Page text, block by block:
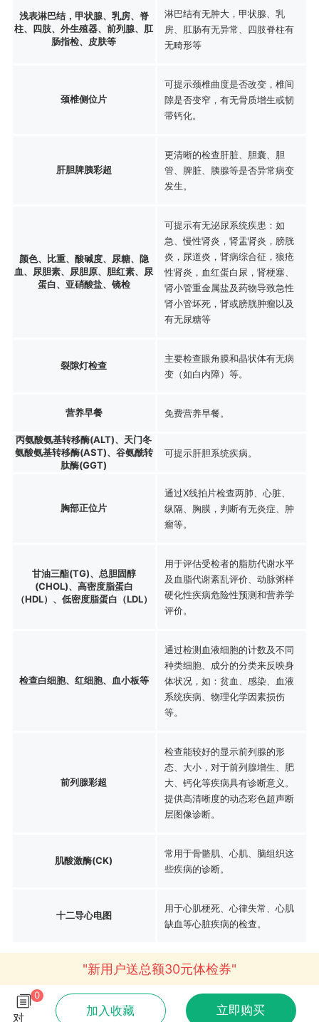
浅表淋巴结，甲状腺、乳房、脊
柱、四肢、外生殖器、前列腺、肛
肠指检、皮肤等
淋巴结有无肿大，甲状腺、乳
房、肛肠有无异常、四肢脊柱有
无畸形等
颈椎侧位片
可提示颈椎曲度是否改变，椎间
隙是否变窄，有无骨质增生或韧
带钙化。
肝胆脾胰彩超
更清晰的检查肝脏、胆囊、胆
管、脾脏、胰腺等是否异常病变
发生。
颜色、比重、酸碱度、尿糖、隐
血、尿胆素、尿胆原、胆红素、尿
蛋白、亚硝酸盐、镜检
可提示有无泌尿系统疾患：如
急、慢性肾炎，肾盂肾炎，膀胱
炎，尿道炎，肾病综合征，狼疮
性肾炎，血红蛋白尿，肾梗塞、
肾小管重金属盐及药物导致急性
肾小管坏死，肾或膀胱肿瘤以及
有无尿糖等
裂隙灯检查
主要检查眼角膜和晶状体有无病
变（如白内障）等。
营养早餐 免费营养早餐。
丙氨酸氨基转移酶(ALT)、天门冬
氨酸氨基转移酶(AST)、谷氨酰转
肽酶(GGT)
可提示肝胆系统疾病。
胸部正位片
通过X线拍片检查两肺、心脏、
纵隔、胸膜，判断有无炎症、肿
瘤等。
甘油三酯(TG)、总胆固醇
(CHOL)、高密度脂蛋白
（HDL）、低密度脂蛋白（LDL）
用于评估受检者的脂肪代谢水平
及血脂代谢紊乱评价、动脉粥样
硬化性疾病危险性预测和营养学
评价。
检查白细胞、红细胞、血小板等
通过检测血液细胞的计数及不同
种类细胞、成分的分类来反映身
体状况，如：贫血、感染、血液
系统疾病、物理化学因素损伤
等。
前列腺彩超
检查能较好的显示前列腺的形
态、大小，对于前列腺增生、肥
大、钙化等疾病具有诊断意义。
提供高清晰度的动态彩色超声断
层图像诊断。
肌酸激酶(CK)
常用于骨骼肌、心肌、脑组织这
些疾病的诊断。
十二导心电图
用于心肌梗死、心律失常、心肌
缺血等心脏疾病的检查。
"新用户送总额30元体检券"
0
对
加入收藏 立即购买